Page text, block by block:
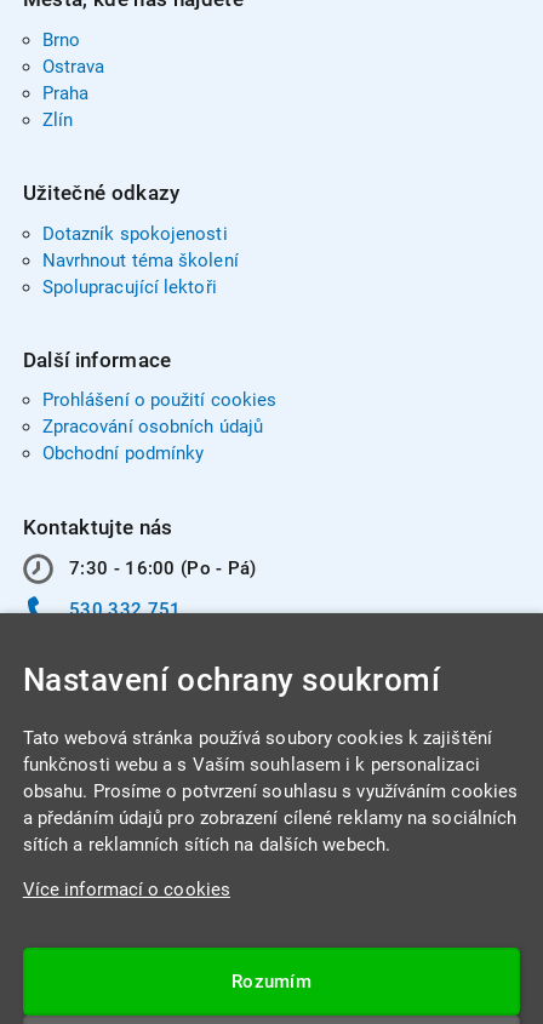
Brno
Ostrava
Praha
Zlín
Užitečné odkazy
Dotazník spokojenosti
Navrhnout téma školení
Spolupracující lektoři
Další informace
Prohlášení o použití cookies
Zpracování osobních údajů
Obchodní podmínky
Kontaktujte nás
7:30 - 16:00 (Po - Pá)
530 332 751
INTEGRA CENTRUM s.r.o.
Jabloňová 662/7
Datová schránka: 4beca6d
Nastavení ochrany soukromí
Tato webová stránka používá soubory cookies k zajištění
funkčnosti webu a s Vaším souhlasem i k personalizaci
obsahu. Prosíme o potvrzení souhlasu s využíváním cookies
a předáním údajů pro zobrazení cílené reklamy na sociálních
sítích a reklamních sítích na dalších webech.
Více informací o cookies
Rozumím